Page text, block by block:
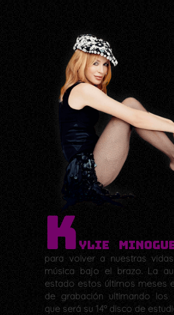
Kylie
para volver a nuestras
música bajo el brazo. La
estado estos últimos meses
de grabación ultimando los
que será su 14º disco de